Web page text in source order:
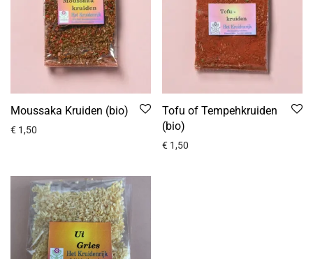
Moussaka Kruiden (bio)
€ 1,50
Tofu of Tempehkruiden
(bio)
€ 1,50